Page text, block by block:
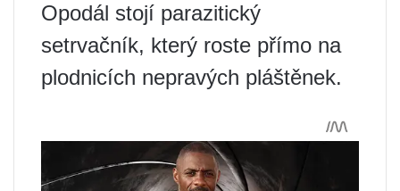
Opodál stojí parazitický
setrvačník, který roste přímo na
plodnicích nepravých pláštěnek.